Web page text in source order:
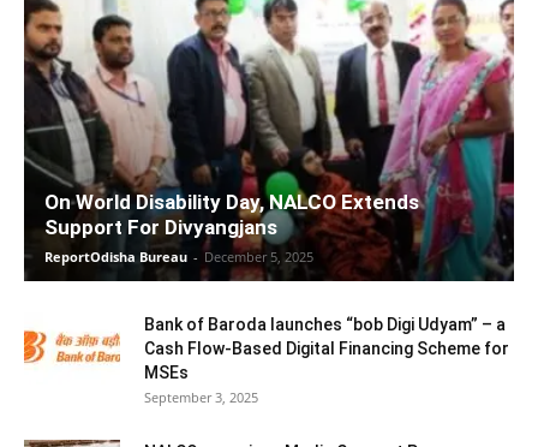
On World Disability Day, NALCO Extends
Support For Divyangjans
ReportOdisha Bureau - December 5, 2025
Bank of Baroda launches “bob Digi Udyam” – a
Cash Flow-Based Digital Financing Scheme for
MSEs
September 3, 2025